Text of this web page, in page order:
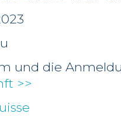
und die
>>